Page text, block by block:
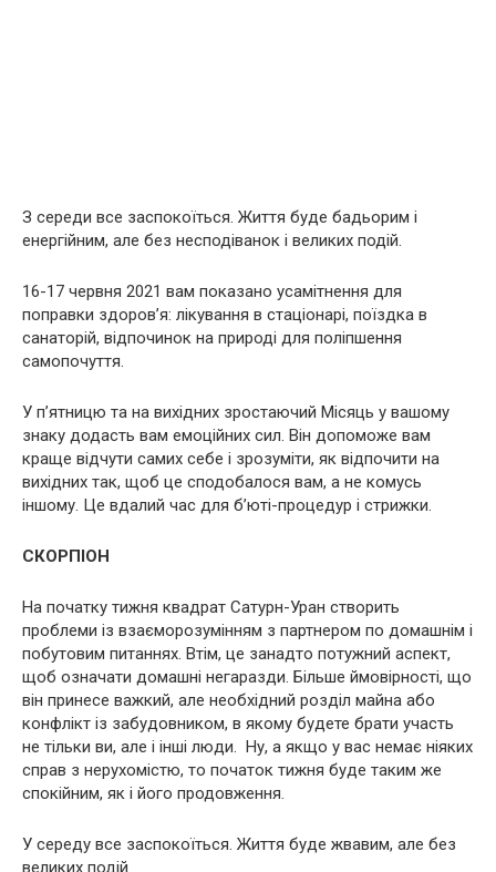
З середи все заспокоїться. Життя буде бадьорим і
енергійним, але без несподіванок і великих подій.
16-17 червня 2021 вам показано усамітнення для
поправки здоров’я: лікування в стаціонарі, поїздка в
санаторій, відпочинок на природі для поліпшення
самопочуття.
У п’ятницю та на вихідних зростаючий Місяць у вашому
знаку додасть вам емоційних сил. Він допоможе вам
краще відчути самих себе і зрозуміти, як відпочити на
вихідних так, щоб це сподобалося вам, а не комусь
іншому. Це вдалий час для б’юті-процедур і стрижки.
СКОРПІОН
На початку тижня квадрат Сатурн-Уран створить
проблеми із взаєморозумінням з партнером по домашнім і
побутовим питаннях. Втім, це занадто потужний аспект,
щоб означати домашні негаразди. Більше ймовірності, що
він принесе важкий, але необхідний розділ майна або
конфлікт із забудовником, в якому будете брати участь
не тільки ви, але і інші люди. Ну, а якщо у вас немає ніяких
справ з нерухомістю, то початок тижня буде таким же
спокійним, як і його продовження.
У середу все заспокоїться. Життя буде жвавим, але без
великих подій.